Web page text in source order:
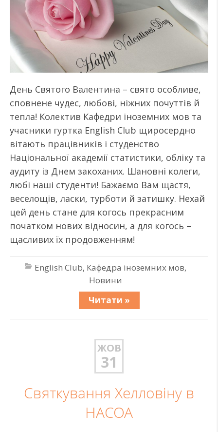
День Святого Валентина – свято особливе,
сповнене чудес, любові, ніжних почуттів й
тепла! Колектив Кафедри іноземних мов та
учасники гуртка English Club щиросердно
вітають працівників і студенство
Національної академії статистики, обліку та
аудиту із Днем закоханих. Шановні колеги,
любі наші студенти! Бажаємо Вам щастя,
веселощів, ласки, турботи й затишку. Нехай
цей день стане для когось прекрасним
початком нових відносин, а для когось –
щасливих їх продовженням!
English Club, Кафедра іноземних мов,
Новини
Читати »
ЖОВ
31
Святкування Хелловіну в
НАСОА